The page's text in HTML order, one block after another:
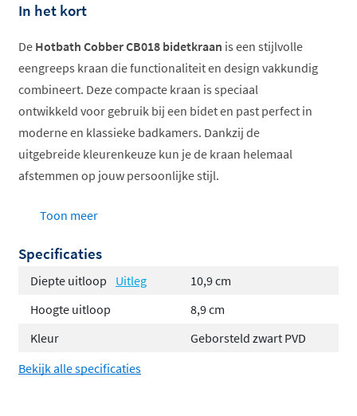
In het kort
De Hotbath Cobber CB018 bidetkraan is een stijlvolle
eengreeps kraan die functionaliteit en design vakkundig
combineert. Deze compacte kraan is speciaal
ontwikkeld voor gebruik bij een bidet en past perfect in
moderne en klassieke badkamers. Dankzij de
uitgebreide kleurenkeuze kun je de kraan helemaal
afstemmen op jouw persoonlijke stijl.
Eengreeps bediening voor gemakkelijk gebruik
Compact en ruimtebesparend ontwerp
Belgaqua keurmerk voor kwaliteit
De veelzijdige Cobber collectie
DeCobber serievan Hotbath staat bekend om zijn
Toon meer
Specificaties
Diepte uitloop Uitleg
10,9 cm
Hoogte uitloop
8,9 cm
Kleur
Geborsteld zwart PVD
Bekijk alle specificaties